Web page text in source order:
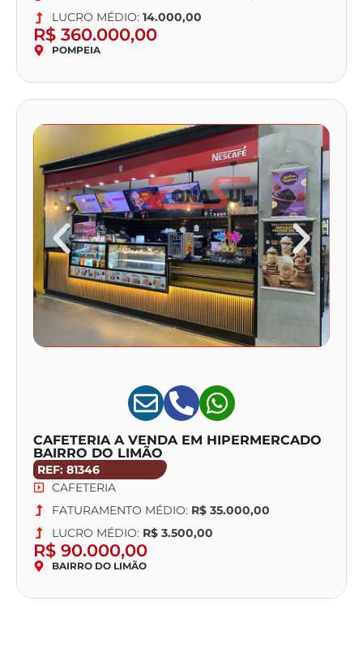
LUCRO MÉDIO: 14.000,00
R$ 360.000,00
POMPEIA
CAFETERIA A VENDA EM HIPERMERCADO
BAIRRO DO LIMÃO
REF: 81346
CAFETERIA
FATURAMENTO MÉDIO: R$ 35.000,00
LUCRO MÉDIO: R$ 3.500,00
R$ 90.000,00
BAIRRO DO LIMÃO